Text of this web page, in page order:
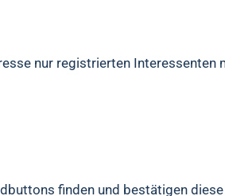
nur registrierten Interessenten
finden und bestätigen